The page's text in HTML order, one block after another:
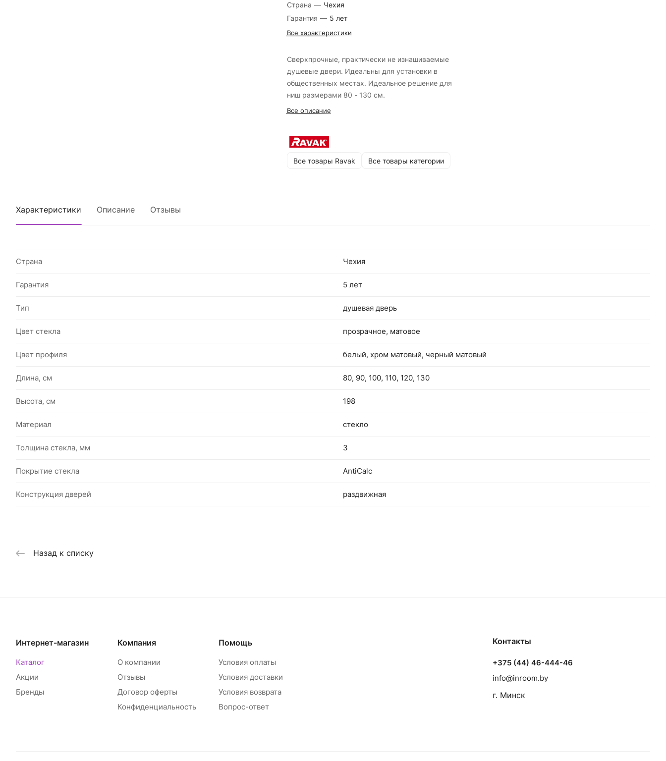
Страна — Чехия
Гарантия — 5 лет
Все характеристики
Сверхпрочные, практически не изнашиваемые
душевые двери. Идеальны для установки в
общественных местах. Идеальное решение для
ниш размерами 80 - 130 см.
Все описание
Все товары Ravak Все товары категории
Характеристики Описание Отзывы
Страна Чехия
Гарантия 5 лет
Тип душевая дверь
Цвет стекла прозрачное, матовое
Цвет профиля белый, хром матовый, черный матовый
Длина, см 80, 90, 100, 110, 120, 130
Высота, см 198
Материал стекло
Толщина стекла, мм 3
Покрытие стекла AntiCalc
Конструкция дверей раздвижная
Назад к списку
Интернет-магазин
Каталог
Акции
Бренды
Компания
О компании
Отзывы
Договор оферты
Конфиденциальность
Помощь
Условия оплаты
Условия доставки
Условия возврата
Вопрос-ответ
Контакты
+375 (44) 46-444-46
info@inroom.by
г. Минск